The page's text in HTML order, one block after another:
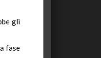
gli
fase